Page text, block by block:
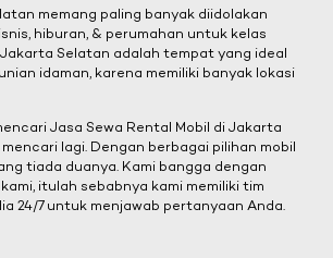
memang paling banyak diidolakan
hiburan, & perumahan untuk kelas
Selatan adalah tempat yang ideal
idaman, karena memiliki banyak lokasi
Jasa Sewa Rental Mobil di Jakarta
lagi. Dengan berbagai pilihan mobil
tiada duanya. Kami bangga dengan
itulah sebabnya kami memiliki tim
24/7 untuk menjawab pertanyaan Anda.